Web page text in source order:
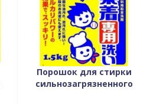
Порошок для стирки
сильнозагрязненного